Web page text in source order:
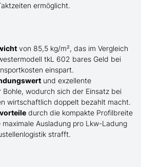
ermöglicht.
von 85,5 kg/m², das im Vergleich
tkL 602 bares Geld bei
einspart.
und exzellente
wodurch sich der Einsatz bei
wirtschaftlich doppelt bezahlt macht.
durch die kompakte Profilbreite
Ausladung pro Lkw-Ladung
strafft.